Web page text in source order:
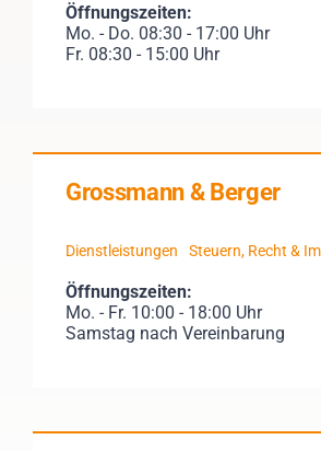
Öffnungszeiten:
Mo. - Do. 08:30 - 17:00 Uhr
Fr. 08:30 - 15:00 Uhr
Grossmann & Berger
Dienstleistungen Steuern, Recht &
Öffnungszeiten:
Mo. - Fr. 10:00 - 18:00 Uhr
Samstag nach Vereinbarung